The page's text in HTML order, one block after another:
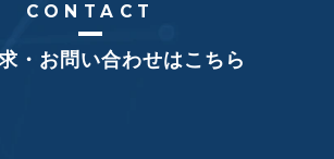
CONTACT
・お問い合わせはこちら